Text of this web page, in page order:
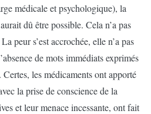
médicale et psychologique), la
dû être possible. Cela n’a pas
peur s’est accrochée, elle n’a pas
de mots immédiats exprimés
les médicaments ont apporté
la prise de conscience de la
et leur menace incessante, ont fait